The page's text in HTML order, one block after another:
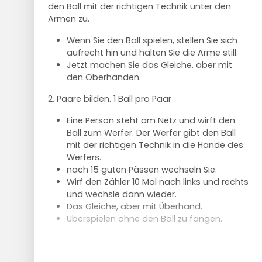
sv
Einstellung auf Angreifer 1
Wenn der Angriff die hintere Reihe der
Angreifer trifft
Ansonsten Angreifer 1 bis A - B - C- D-
Angreifer
hinten
dann direkt zu Spieler 2, der bereits steht).
Ein Spieler gibt den Ball an den Verteiler an
der Position 2/3 ab. Der Spielmacher gibt
eine Aufstellung. Und der dritte Spieler
spielt den Ball über das Netz.
Wenn der Ball über dem Netz ist, drehen
früher 3 war), 3 geht in die hintere Mitte, 4
Aufschlagstelle der anderen Hälfte.
Dann kann der nächste Spieler
aufschlagen, in der Auslosung ist dies
Spieler 8. Etc.
den Ball mit der richtigen Technik unter den
Armen zu.
Wenn Sie den Ball spielen, stellen Sie sich
aufrecht hin und halten Sie die Arme still.
Jetzt machen Sie das Gleiche, aber mit
den Oberhänden.
2. Paare bilden. 1 Ball pro Paar
Eine Person steht am Netz und wirft den
Ball zum Werfer. Der Werfer gibt den Ball
mit der richtigen Technik in die Hände des
Werfers.
nach 15 guten Pässen wechseln Sie.
Wirf den Zähler 10 Mal nach links und rechts
und wechsle dann wieder.
Das Gleiche, aber mit Überhand.
Überspielen ohne den Ball zu fangen.